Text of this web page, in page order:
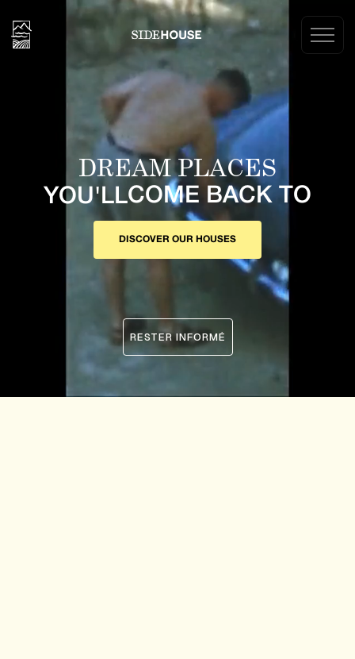
DREAM PLACES
YOU'LLCOME BACK TO
DISCOVER OUR HOUSES
RESTER INFORMÉ